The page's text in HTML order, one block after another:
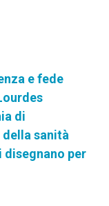
e fede
di
sanità
disegnano per